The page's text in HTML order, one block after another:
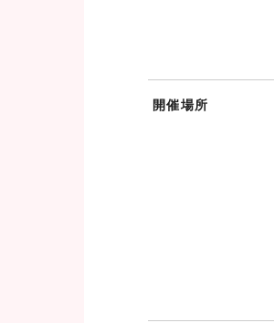
開催場所